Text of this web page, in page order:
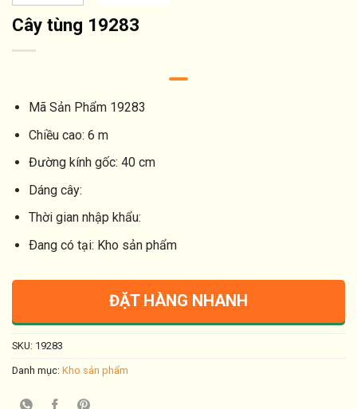
Cây tùng 19283
Mã Sản Phẩm 19283
Chiều cao: 6 m
Đường kính gốc: 40 cm
Dáng cây:
Thời gian nhập khẩu:
Ðang có tại: Kho sản phẩm
ĐẶT HÀNG NHANH
SKU: 19283
Danh mục: Kho sản phẩm